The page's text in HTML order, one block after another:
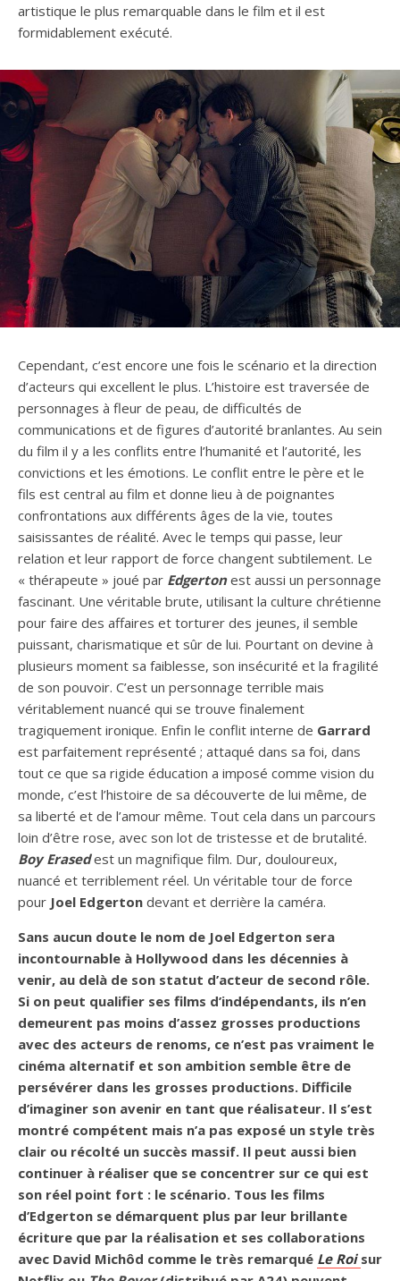
artistique le plus remarquable dans le film et il est
formidablement exécuté.
Cependant, c’est encore une fois le scénario et la direction
d’acteurs qui excellent le plus. L’histoire est traversée de
personnages à fleur de peau, de difficultés de
communications et de figures d’autorité branlantes. Au sein
du film il y a les conflits entre l’humanité et l’autorité, les
convictions et les émotions. Le conflit entre le père et le
fils est central au film et donne lieu à de poignantes
confrontations aux différents âges de la vie, toutes
saisissantes de réalité. Avec le temps qui passe, leur
relation et leur rapport de force changent subtilement. Le
« thérapeute » joué par Edgertonest aussi un personnage
fascinant. Une véritable brute, utilisant la culture chrétienne
pour faire des affaires et torturer des jeunes, il semble
puissant, charismatique et sûr de lui. Pourtant on devine à
plusieurs moment sa faiblesse, son insécurité et la fragilité
de son pouvoir. C’est un personnage terrible mais
véritablement nuancé qui se trouve finalement
tragiquement ironique. Enfin le conflit interne de Garrard
est parfaitement représenté ; attaqué dans sa foi, dans
tout ce que sa rigide éducation a imposé comme vision du
monde, c’est l’histoire de sa découverte de lui même, de
sa liberté et de l’amour même. Tout cela dans un parcours
loin d’être rose, avec son lot de tristesse et de brutalité.
Boy Erasedest un magnifique film. Dur, douloureux,
nuancé et terriblement réel. Un véritable tour de force
pour Joel Edgerton devant et derrière la caméra.
Sans aucun doute le nom de Joel Edgerton sera
incontournable à Hollywood dans les décennies à
venir, au delà de son statut d’acteur de second rôle.
Si on peut qualifier ses films d’indépendants, ils n’en
demeurent pas moins d’assez grosses productions
avec des acteurs de renoms, ce n’est pas vraiment le
cinéma alternatif et son ambition semble être de
persévérer dans les grosses productions. Difficile
d’imaginer son avenir en tant que réalisateur. Il s’est
montré compétent mais n’a pas exposé un style très
clair ou récolté un succès massif. Il peut aussi bien
continuer à réaliser que se concentrer sur ce qui est
son réel point fort : le scénario. Tous les films
d’Edgerton se démarquent plus par leur brillante
écriture que par la réalisation et ses collaborations
avec David Michôd comme le très remarqué Le Roi sur